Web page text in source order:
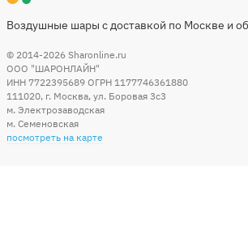
Воздушные шары с доставкой по Москве и
© 2014-2026 Sharonline.ru
ООО "ШАРОНЛАЙН"
ИНН 7722395689 ОГРН 1177746361880
111020, г. Москва, ул. Боровая 3c3
м. Электрозаводская
м. Семеновская
посмотреть на карте